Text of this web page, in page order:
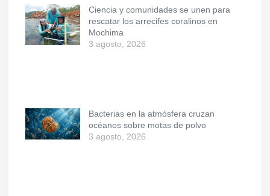
Ciencia y comunidades se unen para
rescatar los arrecifes coralinos en
Mochima
3 agosto, 2026
Bacterias en la atmósfera cruzan
océanos sobre motas de polvo
3 agosto, 2026